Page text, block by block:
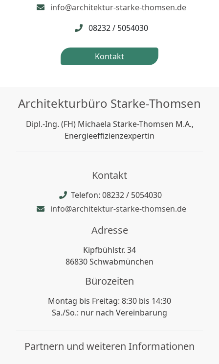
info@architektur-starke-thomsen.de
08232 / 5054030
Kontakt
Architekturbüro Starke-Thomsen
Dipl.-Ing. (FH) Michaela Starke-Thomsen M.A.,
Energieeffizienzexpertin
Kontakt
Telefon: 08232 / 5054030
info@architektur-starke-thomsen.de
Adresse
Kipfbühlstr. 34
86830 Schwabmünchen
Bürozeiten
Montag bis Freitag: 8:30 bis 14:30
Sa./So.: nur nach Vereinbarung
Partnern und weiteren Informationen